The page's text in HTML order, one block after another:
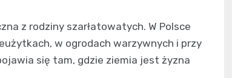
z rodziny szarłatowatych. W Polsce
w ogrodach warzywnych i przy
się tam, gdzie ziemia jest żyzna